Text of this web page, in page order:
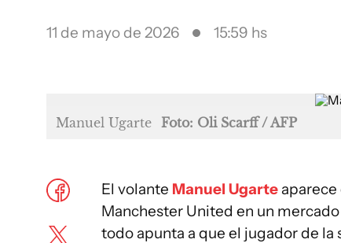
11 de mayo de 2026 15:59 hs
Manuel Ugarte Foto: Oli Scarff / AFP
El volante Manuel Ugarte
Manchester United en un
todo apunta a que el jugador de